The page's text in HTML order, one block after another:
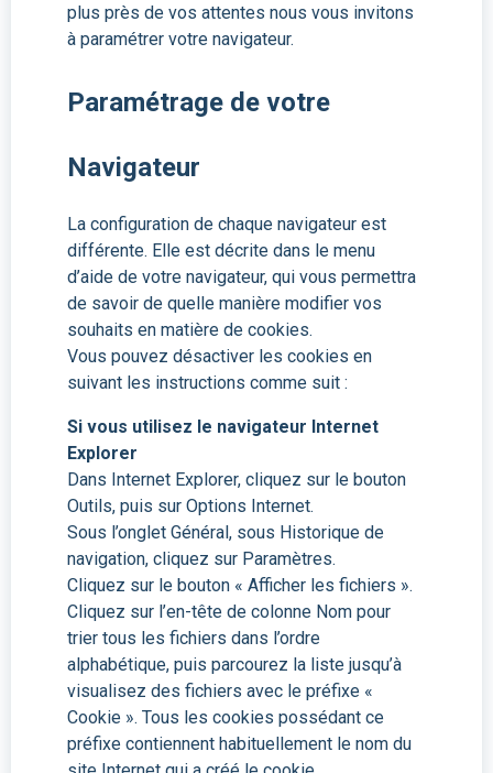
plus près de vos attentes nous vous invitons
à paramétrer votre navigateur.
Paramétrage de votre
Navigateur
La configuration de chaque navigateur est
différente. Elle est décrite dans le menu
d’aide de votre navigateur, qui vous permettra
de savoir de quelle manière modifier vos
souhaits en matière de cookies.
Vous pouvez désactiver les cookies en
suivant les instructions comme suit :
Si vous utilisez le navigateur Internet
Explorer
Dans Internet Explorer, cliquez sur le bouton
Outils, puis sur Options Internet.
Sous l’onglet Général, sous Historique de
navigation, cliquez sur Paramètres.
Cliquez sur le bouton « Afficher les fichiers ».
Cliquez sur l’en-tête de colonne Nom pour
trier tous les fichiers dans l’ordre
alphabétique, puis parcourez la liste jusqu’à
visualisez des fichiers avec le préfixe «
Cookie ». Tous les cookies possédant ce
préfixe contiennent habituellement le nom du